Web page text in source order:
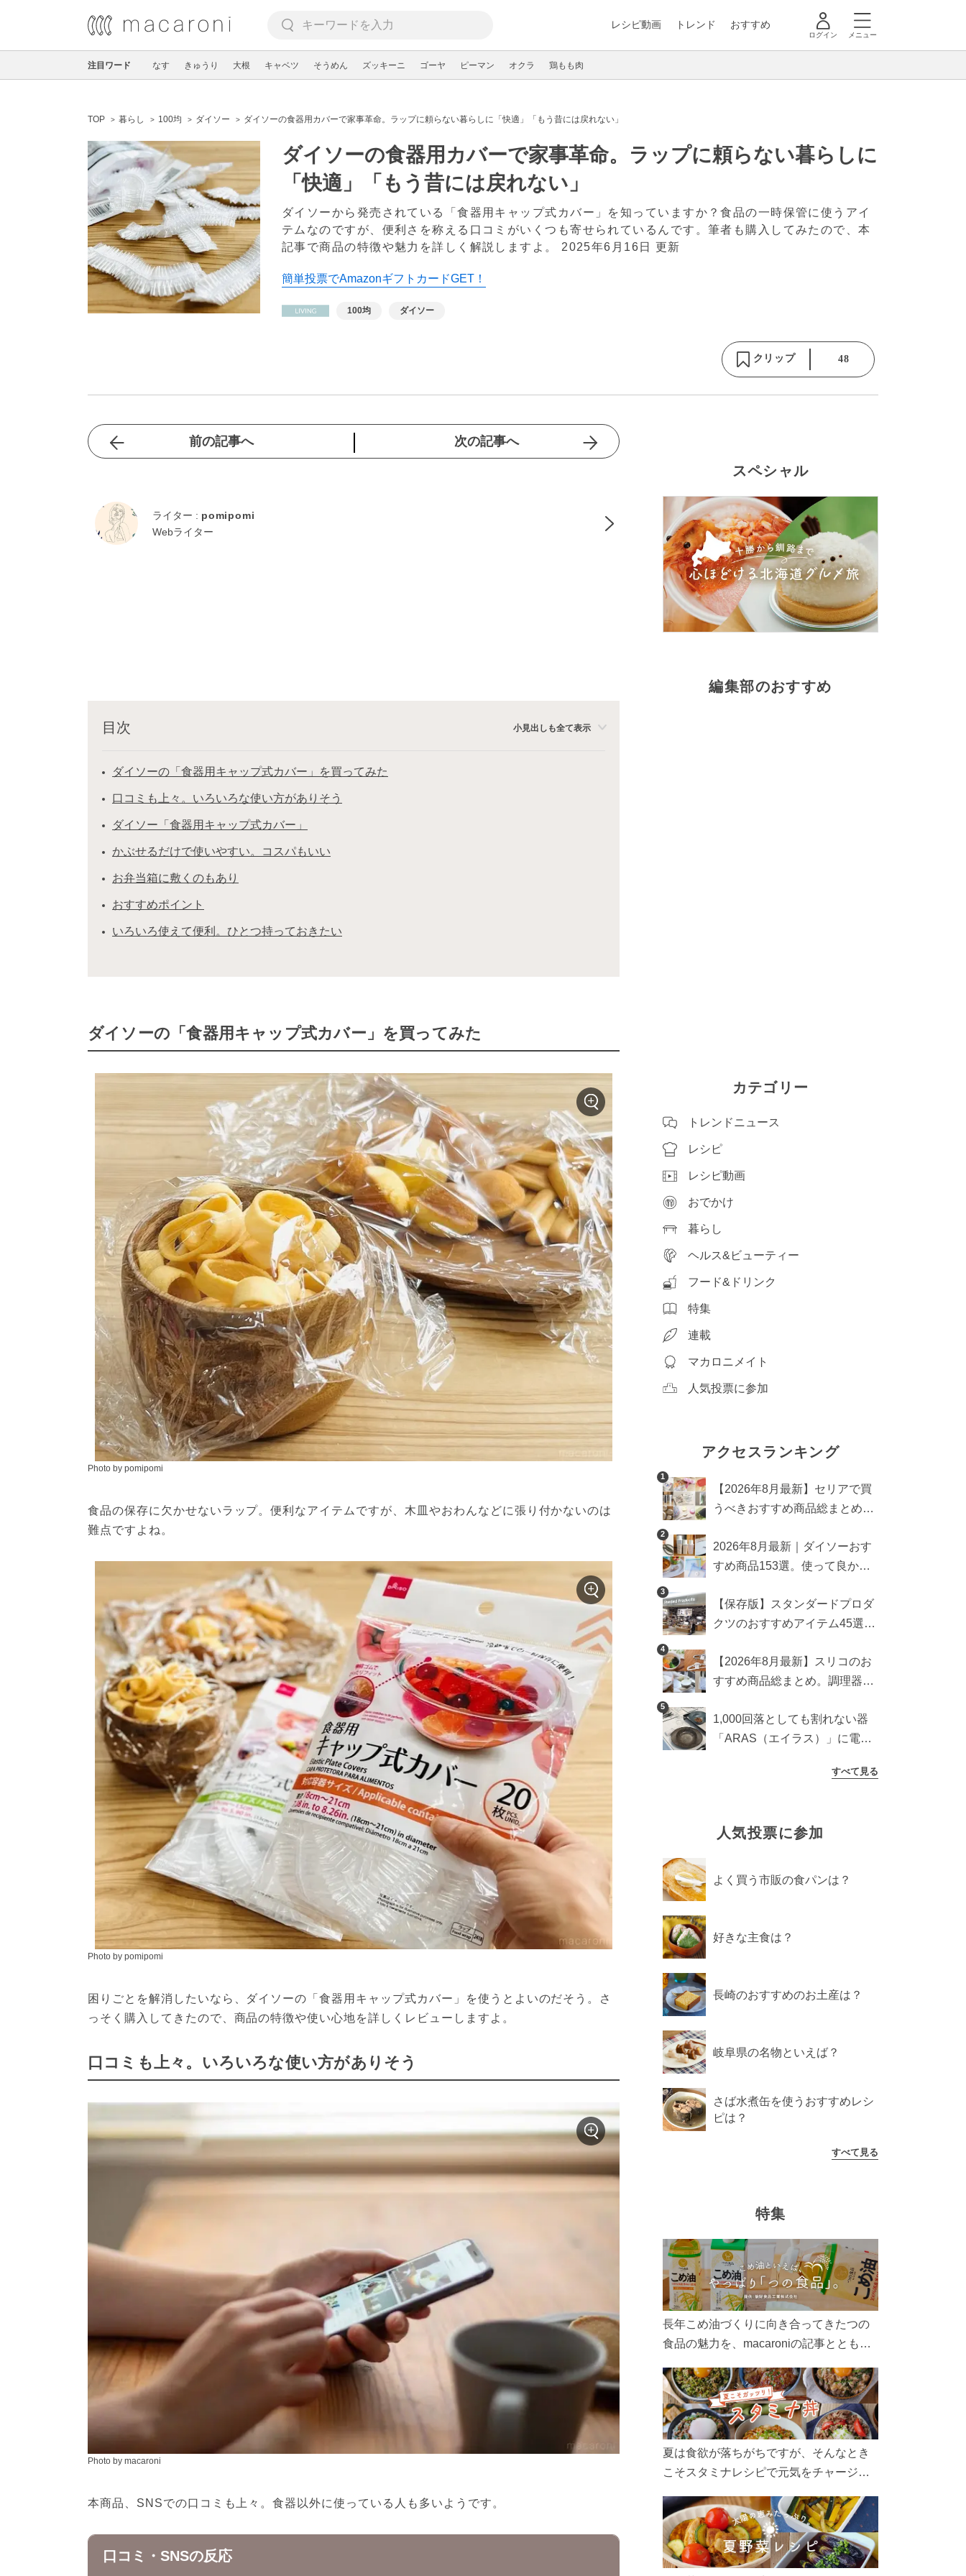
レシピ動画 トレンド おすすめ
ログイン メニュー
注目ワード なす きゅうり 大根 キャベツ そうめん ズッキーニ ゴーヤ ピーマン オクラ 鶏もも肉
TOP 暮らし 100均 ダイソー ダイソーの食器用カバーで家事革命。ラップに頼らない暮らしに「快適」「もう昔には戻れない」
ダイソーの食器用カバーで家事革命。ラップに頼らない暮らしに
「快適」「もう昔には戻れない」
ダイソーから発売されている「食器用キャップ式カバー」を知っていますか？食品の一時保管に使うアイ
テムなのですが、便利さを称える口コミがいくつも寄せられているんです。筆者も購入してみたので、本
記事で商品の特徴や魅力を詳しく解説しますよ。 2025年6月16日 更新
簡単投票でAmazonギフトカードGET！
100均 ダイソー
クリップ 48
前の記事へ 次の記事へ
ライター : pomipomi
Webライター
目次 小見出しも全て表示
ダイソーの「食器用キャップ式カバー」を買ってみた
口コミも上々。いろいろな使い方がありそう
ダイソー「食器用キャップ式カバー」
かぶせるだけで使いやすい。コスパもいい
お弁当箱に敷くのもあり
おすすめポイント
いろいろ使えて便利。ひとつ持っておきたい
ダイソーの「食器用キャップ式カバー」を買ってみた
Photo by pomipomi
食品の保存に欠かせないラップ。便利なアイテムですが、木皿やおわんなどに張り付かないのは
難点ですよね。
Photo by pomipomi
困りごとを解消したいなら、ダイソーの「食器用キャップ式カバー」を使うとよいのだそう。さ
っそく購入してきたので、商品の特徴や使い心地を詳しくレビューしますよ。
口コミも上々。いろいろな使い方がありそう
Photo by macaroni
本商品、SNSでの口コミも上々。食器以外に使っている人も多いようです。
口コミ・SNSの反応
スペシャル
編集部のおすすめ
カテゴリー
トレンドニュース
レシピ
レシピ動画
おでかけ
暮らし
ヘルス&ビューティー
フード&ドリンク
特集
連載
マカロニメイト
人気投票に参加
アクセスランキング
1
【2026年8月最新】セリアで買
うべきおすすめ商品総まとめ。
2
2026年8月最新｜ダイソーおす
すめ商品153選。使って良かっ
3
【保存版】スタンダードプロダ
クツのおすすめアイテム45選。
4
【2026年8月最新】スリコのお
すすめ商品総まとめ。調理器具
5
1,000回落としても割れない器
「ARAS（エイラス）」に電子
すべて見る
人気投票に参加
よく買う市販の食パンは？
好きな主食は？
長崎のおすすめのお土産は？
岐阜県の名物といえば？
さば水煮缶を使うおすすめレシ
ピは？
すべて見る
特集
長年こめ油づくりに向き合ってきたつの
食品の魅力を、macaroniの記事とともに
ん、製造現場や品質へのこだわりまで。
こめ油をもっと好きになるコンテンツを
ぜひお楽しみください。
夏は食欲が落ちがちですが、そんなとき
こそスタミナレシピで元気をチャージ！
リ食べて、夏バテを吹き飛ばしましょ
う！